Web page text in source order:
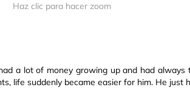
Haz clic para hacer zoom
a lot of money growing up and had
life suddenly became easier for him. He just